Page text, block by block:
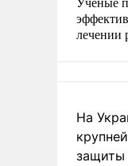
лечении
На
защиты